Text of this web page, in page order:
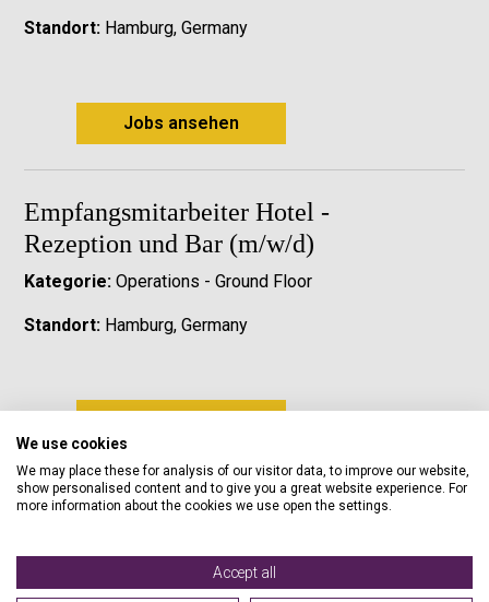
Standort:Hamburg, Germany
Jobs ansehen
Empfangsmitarbeiter Hotel -
Rezeption und Bar (m/w/d)
Kategorie:Operations - Ground Floor
Standort:Hamburg, Germany
Teamleiter Hoteloperative (m/w/d)
Standort:Saarbrücken, Germany
We use cookies
We may place these for analysis of our visitor data, to improve our website,
show personalised content and to give you a great website experience. For
more information about the cookies we use open the settings.
Accept all